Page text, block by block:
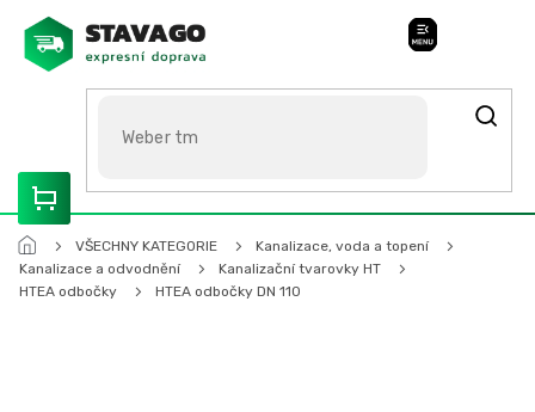
obsah
ROZVÁŽÍME OLOMOUCKO, SVITAVSKO, ŠUMPERSKO, BRNO,
PARDUBICE, HRADEC KRÁLOVÉ
VŠECHNY KATEGORIE
Kanalizace, voda a topení
Kanalizace a odvodnění
Kanalizační tvarovky HT
HTEA odbočky
HTEA odbočky DN 110
Stavago Podpora